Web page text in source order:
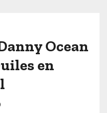
Ocean
en